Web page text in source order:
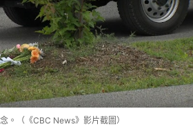
。（《CBC News》影片截圖）